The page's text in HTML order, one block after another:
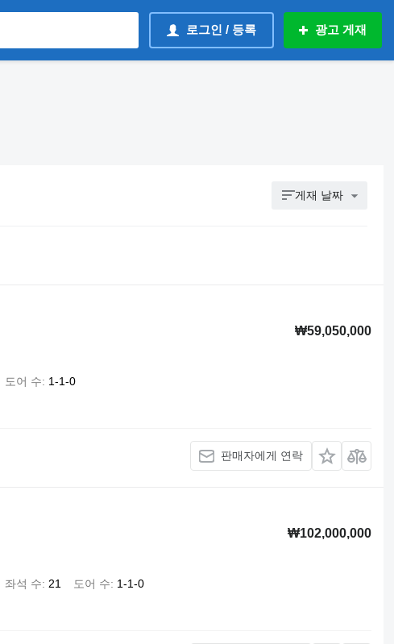
로그인 / 등록 광고 게재
게재 날짜
₩59,050,000
도어 수 1-1-0
판매자에게 연락
₩102,000,000
좌석 수 21 도어 수 1-1-0